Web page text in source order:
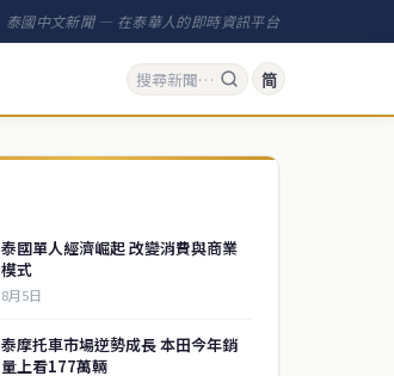
泰國中文新聞 — 在泰華人的即時資訊平台
简
泰國單人經濟崛起 改變消費與商業
模式
8月5日
泰摩托車市場逆勢成長 本田今年銷
量上看177萬輛